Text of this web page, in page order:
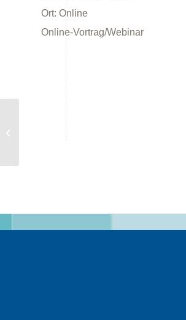
Ort: Online
Online-Vortrag/Webinar